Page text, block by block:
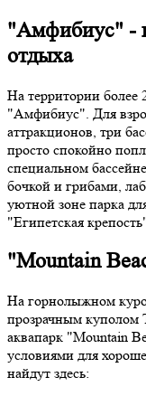
"Амфибиус" -
отдыха
На территории более
"Амфибиус". Для
аттракционов, три
просто спокойно
специальном
бочкой и грибами,
уютной зоне парка
"Египетская
"Mountain
На горнолыжном
прозрачным куполом
аквапарк "Mountain
условиями для
найдут здесь: